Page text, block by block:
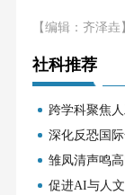
【编辑：齐泽垚】
社科推荐
跨学科聚焦
深化反恐国
雏凤清声鸣
促进AI与人